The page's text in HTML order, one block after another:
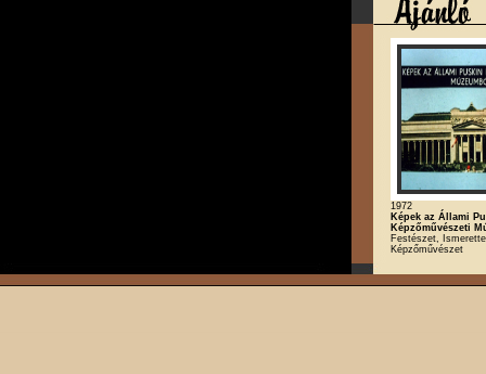
1972
Képek az Állami
Képzőművészeti
Festészet,
Képzőművészet